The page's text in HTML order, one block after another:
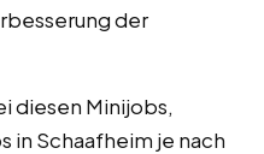
der
diesen Minijobs,
in Schaafheim je nach